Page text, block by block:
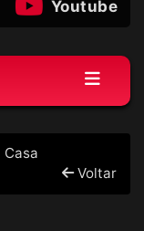
Youtube
Casa
Voltar